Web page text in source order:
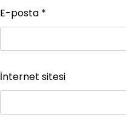
E-posta *
İnternet sitesi